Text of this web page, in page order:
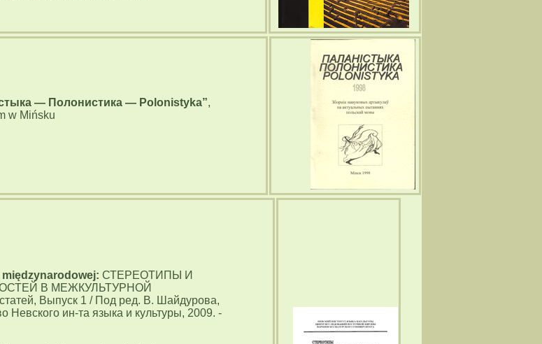
— Полонистика — Polonistyka”,
w Mińsku
międzynarodowej: СТЕРЕОТИПЫ И
В МЕЖКУЛЬТУРНОЙ
Выпуск 1 / Под ред. В. Шайдурова,
ин-та языка и культуры, 2009. -